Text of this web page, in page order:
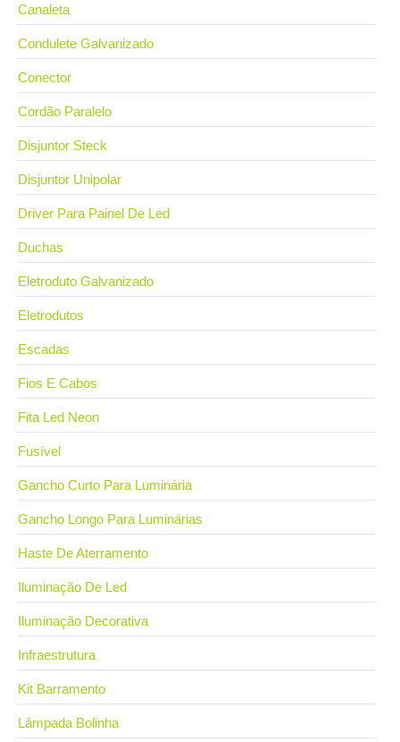
Canaleta
Condulete Galvanizado
Conector
Cordão Paralelo
Disjuntor Steck
Disjuntor Unipolar
Driver Para Painel De Led
Duchas
Eletroduto Galvanizado
Eletrodutos
Escadas
Fios E Cabos
Fita Led Neon
Fusível
Gancho Curto Para Luminária
Gancho Longo Para Luminárias
Haste De Aterramento
Iluminação De Led
Iluminação Decorativa
Infraestrutura
Kit Barramento
Lâmpada Bolinha